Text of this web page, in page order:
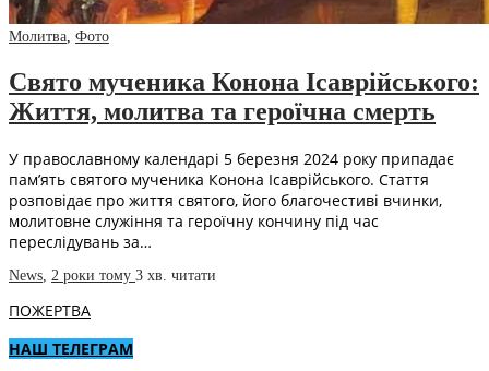
Молитва, Фото
Свято мученика Конона Ісаврійського:
Життя, молитва та героїчна смерть
У православному календарі 5 березня 2024 року припадає
пам’ять святого мученика Конона Ісаврійського. Стаття
розповідає про життя святого, його благочестиві вчинки,
молитовне служіння та героїчну кончину під час
переслідувань за…
News, 2 роки тому 3 хв. читати
ПОЖЕРТВА
НАШ ТЕЛЕГРАМ